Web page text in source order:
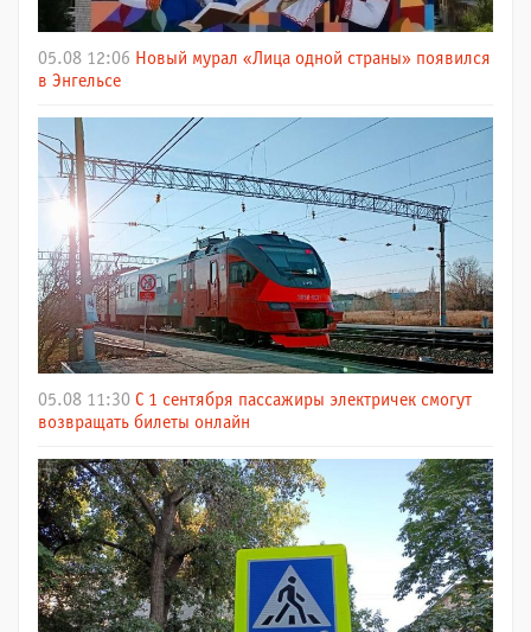
05.08 12:06 Новый мурал «Лица одной страны» появился
в Энгельсе
05.08 11:30 С 1 сентября пассажиры электричек смогут
возвращать билеты онлайн